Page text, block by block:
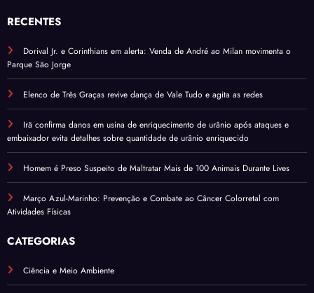
RECENTES
Dorival Jr. e Corinthians em alerta: Venda de André ao Milan movimenta o
Parque São Jorge
Elenco de Três Graças revive dança de Vale Tudo e agita as redes
Irã confirma danos em usina de enriquecimento de urânio após ataques e
embaixador evita detalhes sobre quantidade de urânio enriquecido
Homem é Preso Suspeito de Maltratar Mais de 100 Animais Durante Lives
Março Azul-Marinho: Prevenção e Combate ao Câncer Colorretal com
Atividades Físicas
CATEGORIAS
Ciência e Meio Ambiente